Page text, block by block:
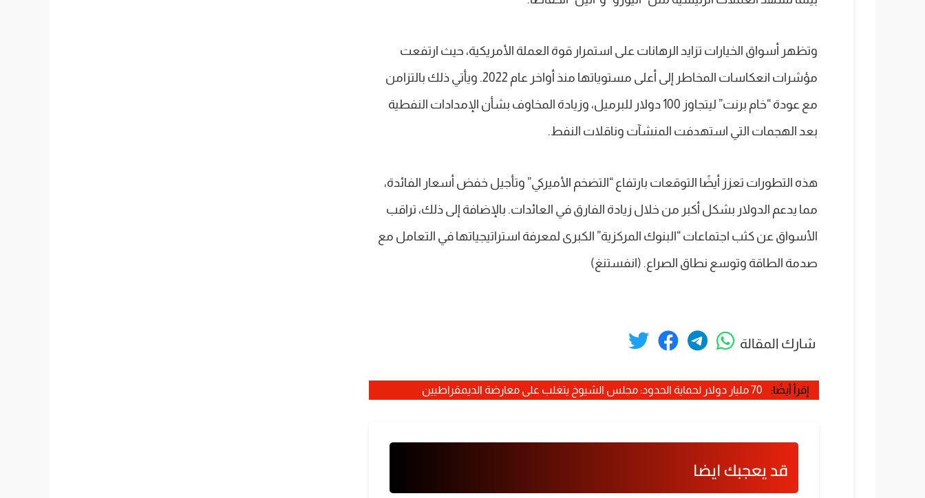
وتظهر أسواق الخيارات تزايد الرهانات على استمرار قوة العملة الأمريكية، حيث ارتفعت
مؤشرات انعكاسات المخاطر إلى أعلى مستوياتها منذ أواخر عام 2022. ويأتي ذلك بالتزامن
مع عودة “خام برنت” ليتجاوز 100 دولار للبرميل، وزيادة المخاوف بشأن الإمدادات النفطية
بعد الهجمات التي استهدفت المنشآت وناقلات النفط.
هذه التطورات تعزز أيضًا التوقعات بارتفاع “التضخم الأميركي” وتأجيل خفض أسعار الفائدة،
مما يدعم الدولار بشكل أكبر من خلال زيادة الفارق في العائدات. بالإضافة إلى ذلك، تراقب
الأسواق عن كثب اجتماعات “البنوك المركزية” الكبرى لمعرفة استراتيجياتها في التعامل مع
صدمة الطاقة وتوسع نطاق الصراع. (انفستنغ)
شارك المقالة
إقرأ أيضًا: 70 مليار دولار لحماية الحدود: مجلس الشيوخ يتغلب على معارضة الديمقراطيين
قد يعجبك ايضا